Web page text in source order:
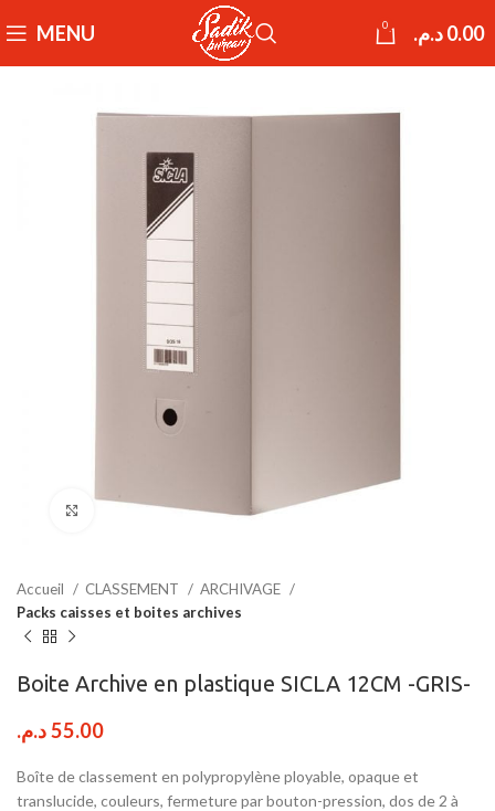
MENU 0 0.00د.م.
Click to enlarge
Accueil CLASSEMENT
ARCHIVAGE
Packs caisses et boites archives
Boite Archive en plastique SICLA 12CM -GRIS-
55.00د.م.
Boîte de classement en polypropylène ployable, opaque et
translucide, couleurs, fermeture par bouton-pression, dos de 2 à